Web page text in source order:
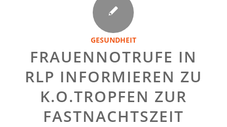
GESUNDHEIT
FRAUENNOTRUFE IN
RLP INFORMIEREN ZU
K.O.TROPFEN ZUR
FASTNACHTSZEIT